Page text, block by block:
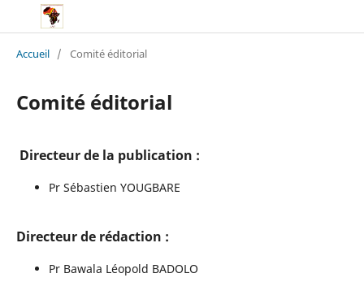
Accueil / Comité éditorial
Comité éditorial
Directeur de la publication :
Pr Sébastien YOUGBARE
Directeur de rédaction :
Pr Bawala Léopold BADOLO